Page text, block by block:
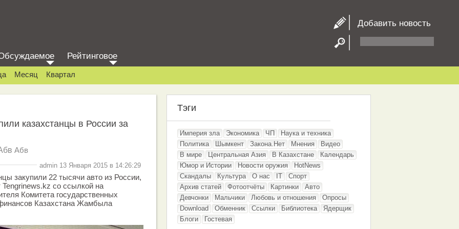
Добавить новость
Рейтинговое
Месяц Квартал
казахстанцы в России за
Абв
admin 13 Января 2015 в 14:26:29
закупили 22 тысячи авто из России,
Tengrinews.kz со ссылкой на
Комитета государственных
Казахстана Жамбыла
Тэги
Империя зла Экономика ЧП
Наука и техника
Политика
Шымкент Закона.Нет Мнения
Видео
В мире
Центральная Азия В Казахстане
Календарь
Юмор и Истории
Новости оружия
HotNews
Скандалы
Культура О нас IT
Спорт
Архив статей
Фотоотчёты Картинки
Авто
Девчонки
Мальчики Любовь и отношения
Опросы
Download
Обменник Ссылки Библиотека
Ядерщик
Блоги
Гостевая